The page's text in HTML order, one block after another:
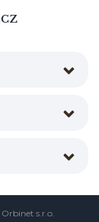
Orbinet s.r.o.